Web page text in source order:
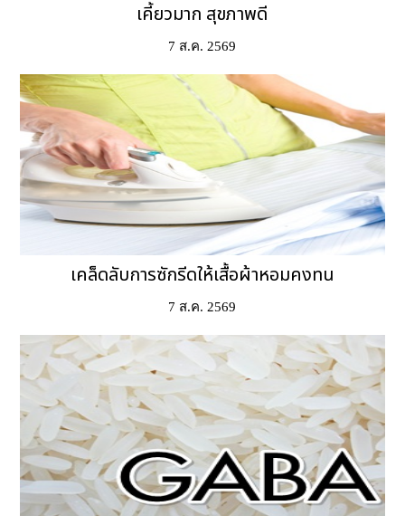
เคี้ยวมาก สุขภาพดี
7 ส.ค. 2569
เคล็ดลับการซักรีดให้เสื้อผ้าหอมคงทน
7 ส.ค. 2569